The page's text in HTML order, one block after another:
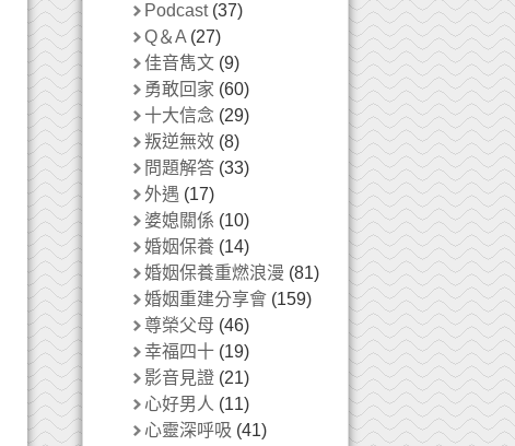
Podcast(37)
Q＆A(27)
佳音雋文(9)
勇敢回家 (60)
十大信念 (29)
叛逆無效(8)
問題解答(33)
外遇 (17)
婆媳關係 (10)
婚姻保養(14)
婚姻保養重燃浪漫 (81)
婚姻重建分享會(159)
尊榮父母 (46)
幸福四十(19)
影音見證(21)
心好男人 (11)
心靈深呼吸 (41)